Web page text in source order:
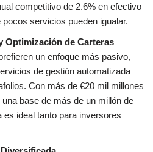
competitivo de 2.6% en efectivo
servicios pueden igualar.
Optimización de Carteras
un enfoque más pasivo,
de gestión automatizada
Con más de €20 mil millones
base de más de un millón de
es ideal tanto para inversores